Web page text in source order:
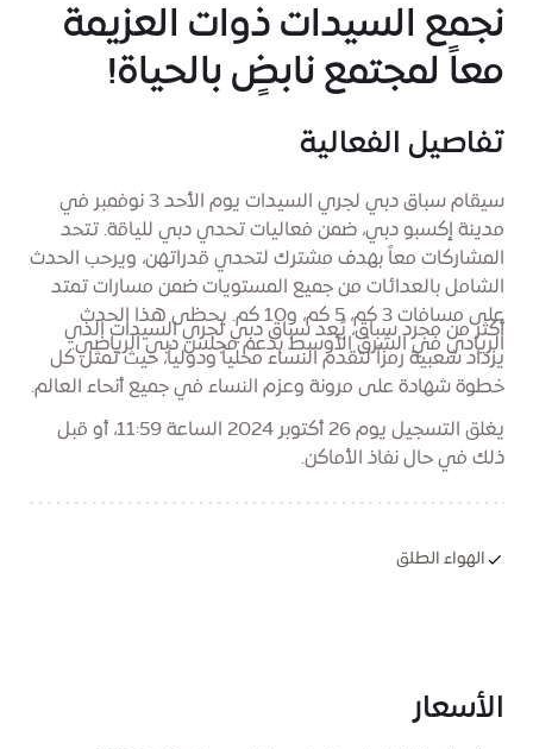
نجمع السيدات ذوات العزيمة
معاً لمجتمع نابضٍ بالحياة!
تفاصيل الفعالية
سيقام سباق دبي لجري السيدات يوم الأحد 3 نوفمبر في
مدينة إكسبو دبي، ضمن فعاليات تحدي دبي للياقة. تتحد
المشاركات معاً بهدف مشترك لتحدي قدراتهن، ويرحب الحدث
الشامل بالعدائات من جميع المستويات ضمن مسارات تمتد
على مسافات 3 كم، 5 كم، و10 كم. يحظى هذا الحدث
الريادي في الشرق الأوسط بدعم مجلس دبي الرياضي.
أكثر من مجرد سباق، يُعد سباق دبي لجري السيدات الذي
يزداد شعبية رمزاً لتقدم النساء محلياً ودولياً، حيث تمثل كل
خطوة شهادة على مرونة وعزم النساء في جميع أنحاء العالم.
يغلق التسجيل يوم 26 أكتوبر 2024 الساعة 11:59، أو قبل
ذلك في حال نفاذ الأماكن.
الهواء الطلق
الأسعار